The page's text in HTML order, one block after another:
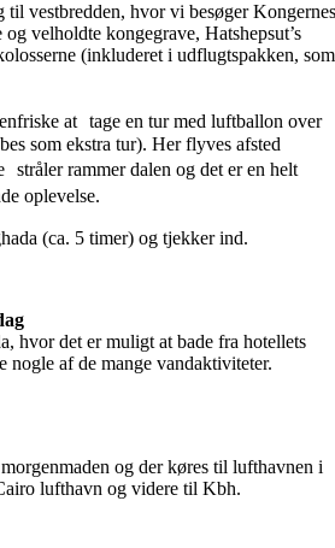
til vestbredden, hvor vi besøger Kongernes
velholdte kongegrave, Hatshepsut’s
(inkluderet i udflugtspakken, som
at tage en tur med luftballon over
som ekstra tur). Her flyves afsted
stråler rammer dalen og det er en helt
oplevelse.
(ca. 5 timer) og tjekker ind.
hvor det er muligt at bade fra hotellets
nogle af de mange vandaktiviteter.
og der køres til lufthavnen i
lufthavn og videre til Kbh.